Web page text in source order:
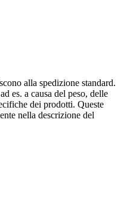
alla spedizione standard.
es. a causa del peso, delle
dei prodotti. Queste
nella descrizione del